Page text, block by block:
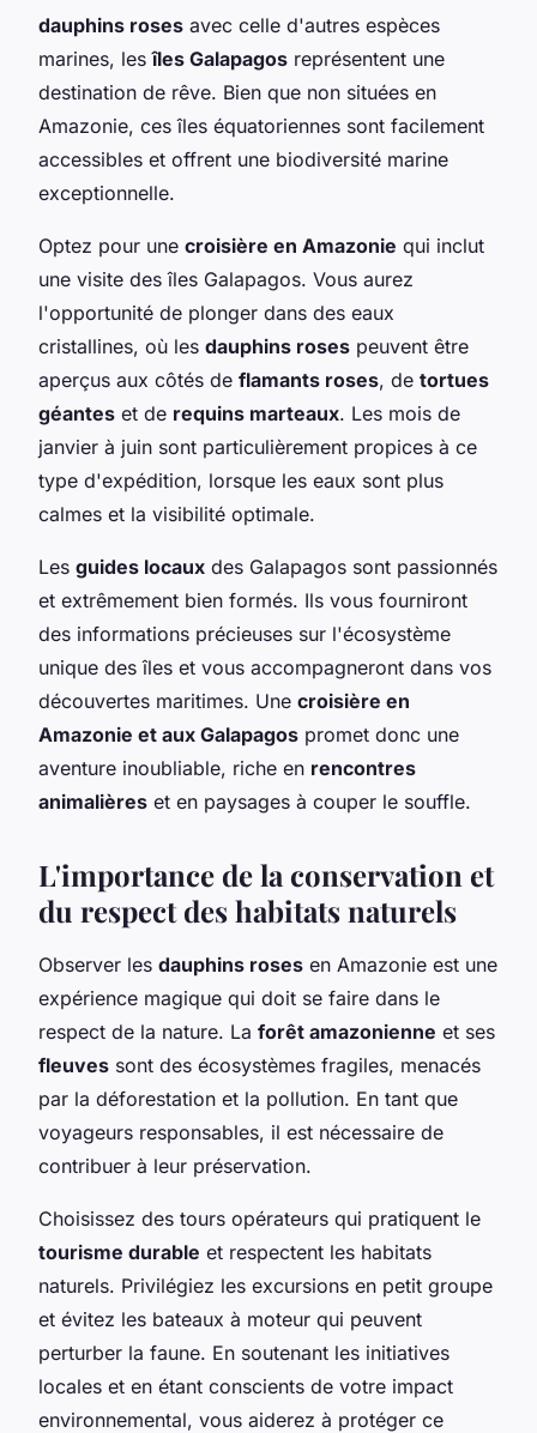
dauphins roses avec celle d'autres espèces
marines, lesîles Galapagos représentent une
destination de rêve. Bien que non situées en
Amazonie, ces îles équatoriennes sont facilement
accessibles et offrent une biodiversité marine
exceptionnelle.
Optez pour une croisière en Amazonie qui inclut
une visite des îles Galapagos. Vous aurez
l'opportunité de plonger dans des eaux
cristallines, où les dauphins roses peuvent être
aperçus aux côtés de flamants roses, de tortues
géantes et de requins marteaux. Les mois de
janvier à juin sont particulièrement propices à ce
type d'expédition, lorsque les eaux sont plus
calmes et la visibilité optimale.
Les guides locaux des Galapagos sont passionnés
et extrêmement bien formés. Ils vous fourniront
des informations précieuses sur l'écosystème
unique des îles et vous accompagneront dans vos
découvertes maritimes. Une croisière en
Amazonie et aux Galapagos promet donc une
aventure inoubliable, riche en rencontres
animalières et en paysages à couper le souffle.
L'importance de la conservation et
du respect des habitats naturels
Observer les dauphins roses en Amazonie est une
expérience magique qui doit se faire dans le
respect de la nature. La forêt amazonienne et ses
fleuves sont des écosystèmes fragiles, menacés
par la déforestation et la pollution. En tant que
voyageurs responsables, il est nécessaire de
contribuer à leur préservation.
Choisissez des tours opérateurs qui pratiquent le
tourisme durable et respectent les habitats
naturels. Privilégiez les excursions en petit groupe
et évitez les bateaux à moteur qui peuvent
perturber la faune. En soutenant les initiatives
locales et en étant conscients de votre impact
environnemental, vous aiderez à protéger ce